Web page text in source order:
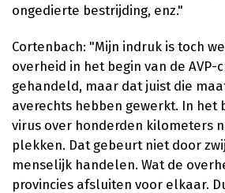
ongedierte bestrijding, enz."
Cortenbach: "Mijn indruk is toch
overheid in het begin van de AVP-
gehandeld, maar dat juist die
averechts hebben gewerkt. In het
virus over honderden kilometers
plekken. Dat gebeurt niet door
menselijk handelen. Wat de
provincies afsluiten voor elkaar.